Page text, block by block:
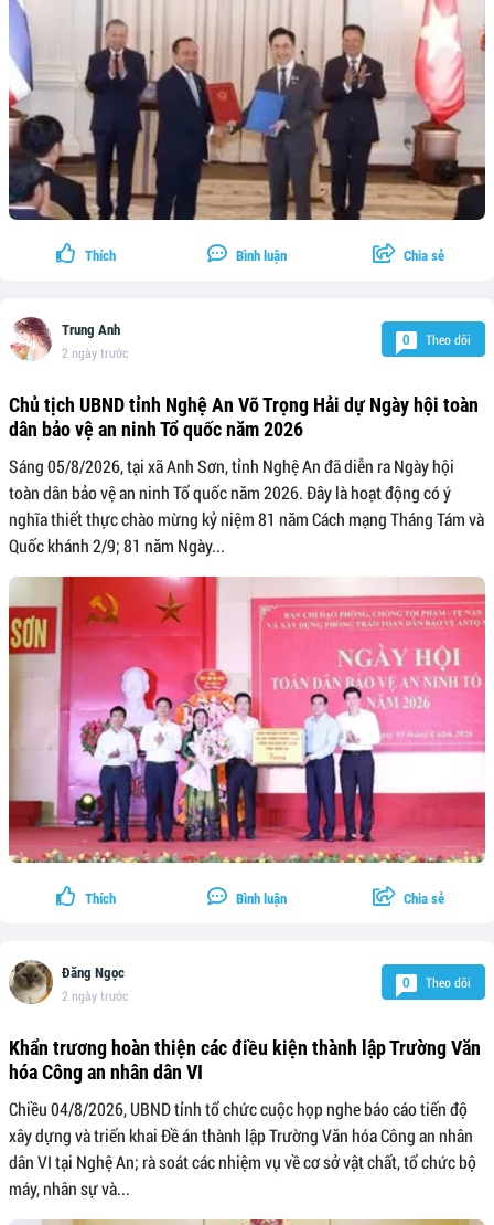
Thích Bình luận Chia sẻ
Trung Anh
2 ngày trước
0 Theo dõi
Chủ tịch UBND tỉnh Nghệ An Võ Trọng Hải dự Ngày hội toàn
dân bảo vệ an ninh Tổ quốc năm 2026
Sáng 05/8/2026, tại xã Anh Sơn, tỉnh Nghệ An đã diễn ra Ngày hội
toàn dân bảo vệ an ninh Tổ quốc năm 2026. Đây là hoạt động có ý
nghĩa thiết thực chào mừng kỷ niệm 81 năm Cách mạng Tháng Tám và
Quốc khánh 2/9; 81 năm Ngày...
Thích Bình luận Chia sẻ
Đăng Ngọc
2 ngày trước
0 Theo dõi
Khẩn trương hoàn thiện các điều kiện thành lập Trường Văn
hóa Công an nhân dân VI
Chiều 04/8/2026, UBND tỉnh tổ chức cuộc họp nghe báo cáo tiến độ
xây dựng và triển khai Đề án thành lập Trường Văn hóa Công an nhân
dân VI tại Nghệ An; rà soát các nhiệm vụ về cơ sở vật chất, tổ chức bộ
máy, nhân sự và...